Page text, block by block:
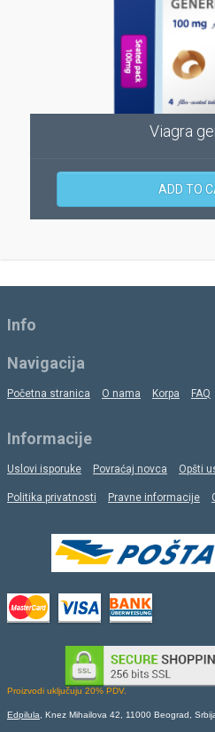
Viagra
ADD TO
Info
Navigacija
Početna stranica O nama Korpa FAQ
Informacije
Uslovi isporuke Povraćaj novca Opšti
Politika privatnosti Pravne informacije
Proizvodi uključuju 20% PDV.
Edpilula , Knez Mihailova 42, 11000 Beograd,